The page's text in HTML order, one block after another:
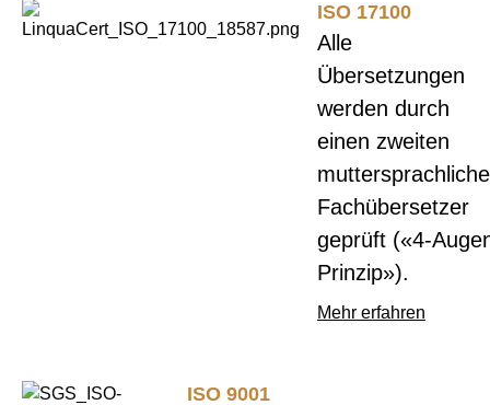
ISO 17100
Alle
Übersetzungen
werden durch
einen zweiten
Fachübersetzer
geprüft («4-
Prinzip»).
Mehr erfahren
ISO 9001